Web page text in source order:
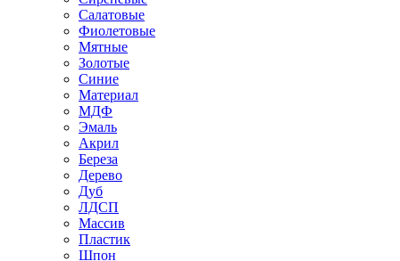
Салатовые
Фиолетовые
Мятные
Золотые
Синие
Материал
МДФ
Эмаль
Акрил
Береза
Дерево
Дуб
ЛДСП
Массив
Пластик
Шпон